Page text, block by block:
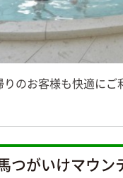
りのお客様も快適にご
つがいけマウン